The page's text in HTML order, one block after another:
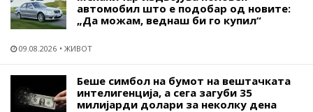
автомобил што е подобар од новите:
„Да можам, веднаш би го купил“
09.08.2026 ЖИВОТ
Беше симбол на бумот на вештачката
интелигенција, а сега загуби 35
милијарди долари за неколку дена